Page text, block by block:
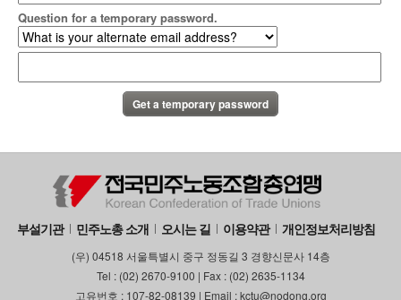
Question for a temporary password.
부설기관 민주노총 소개 오시는 길 이용약관 개인정보처리방침
(우) 04518 서울특별시 중구 정동길 3 경향신문사 14층
Tel : (02) 2670-9100 | Fax : (02) 2635-1134
고유번호 : 107-82-08139 | Email : kctu@nodong.org